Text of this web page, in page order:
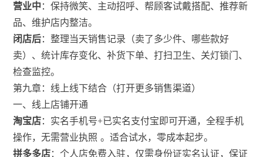
营业中 ：保持微笑、主动招呼、帮顾客试戴搭配、推荐新
品、维护店内整洁。
闭店后：整理当天销售记录（卖了多少件、哪些款好
卖）、统计库存变化、补货下单、打扫卫生、关灯锁门、
检查监控。
第九章：线上线下结合（打开更多销售渠道）
一、线上店铺开通
淘宝店：实名手机号+已实名支付宝即可开通，全程手机
操作，无需营业执照 。适合试水，零成本起步。
拼多多店：个人店免费入驻，仅需身份证实名认证，保证